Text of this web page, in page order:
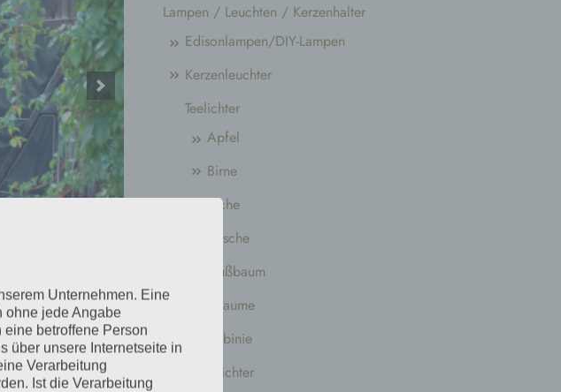
Lampen / Leuchten / Kerzenhalter
Edisonlampen/DIY-Lampen
Kerzenleuchter
Teelichter
Apfel
Birne
Eiche
Kirsche
Nußbaum
Pflaume
Robinie
Windlichter
Unternehmen. Eine
ohne jede Angabe
betroffene Person
über unsere Internetseite in
Verarbeitung
Ist die Verarbeitung